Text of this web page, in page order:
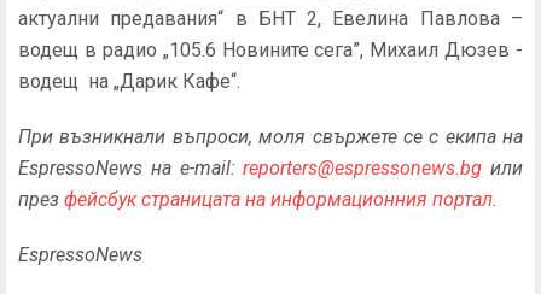
актуални предавания“ в БНТ 2, Евелина Павлова –
водещ в радио „105.6 Новините сега”, Михаил Дюзев -
водещ на „Дарик Кафе“.
При възникнали въпроси, моля свържете се с екипа на
EspressoNews на e-mail:reporters@espressonews.bg или
през фейсбук страницата на информационния портал.
EspressoNews